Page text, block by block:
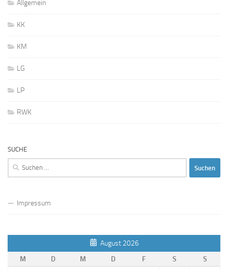
Allgemein
KK
KM
LG
LP
RWK
SUCHE
Suchen
Impressum
August 2026
M
D M D F S
S